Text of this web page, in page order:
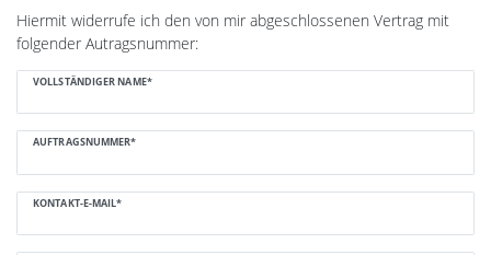
Hiermit widerrufe ich den von mir abgeschlossenen Vertrag mit
folgender Autragsnummer:
VOLLSTÄNDIGER NAME*
AUFTRAGSNUMMER*
KONTAKT-E-MAIL*
Ceres::Template.mailFormHoneypotLabel